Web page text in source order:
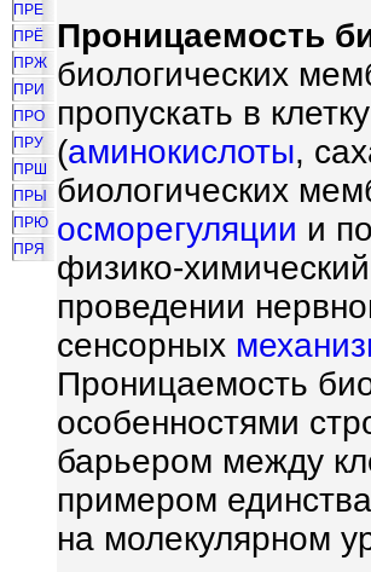
ПРЕ
ПРЁ
ПРЖ
ПРИ
ПРО
ПРУ
ПРШ
ПРЫ
ПРЮ
ПРЯ
Проницаемость
биологических
пропускать в
(аминокислоты,
биологических
осморегуляции и
физико-химический
проведении
сенсорных
Проницаемость
особенностями
барьером между
примером
на молекулярном